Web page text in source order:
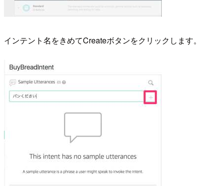
インテント名をきめてCreateボタンをクリックします。